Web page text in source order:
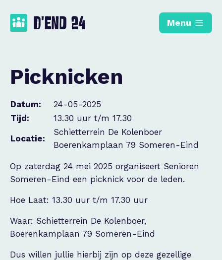
Menu
Picknicken
Datum:
24-05-2025
Tijd:
13.30 uur t/m 17.30
Locatie:
Schietterrein De Kolenboer
Boerenkamplaan 79 Someren-Eind
Op zaterdag 24 mei 2025 organiseert Senioren
Someren-Eind een picknick voor de leden.
Hoe Laat: 13.30 uur t/m 17.30 uur
Waar: Schietterrein De Kolenboer,
Boerenkamplaan 79 Someren-Eind
Dus willen jullie hierbij zijn op deze gezellige